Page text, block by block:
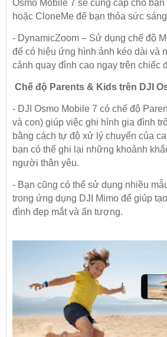
Osmo Mobile 7 sẽ cung cấp cho bạn
hoặc CloneMe để bạn thỏa sức
- DynamicZoom – Sử dụng chế độ
để có hiệu ứng hình ảnh kéo dài và
cảnh quay đỉnh cao ngay trên chiếc
Chế độ Parents & Kids trên DJI
- DJI Osmo Mobile 7 có chế độ
và con) giúp việc ghi hình gia đình
bằng cách tự độ xử lý chuyển của
bạn có thể ghi lại những khoảnh
người thân yêu.
- Bạn cũng có thể sử dụng nhiều
trong ứng dụng DJI Mimo để giúp
đình đẹp mắt và ấn tượng.